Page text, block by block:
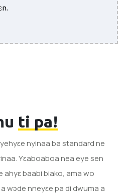
ti pa!
nyinaa ba standard ne
Yɛaboaboa nea eye sen
ahyɛ baabi biako, ama wo
wɔde nneyɛe pa di dwuma a